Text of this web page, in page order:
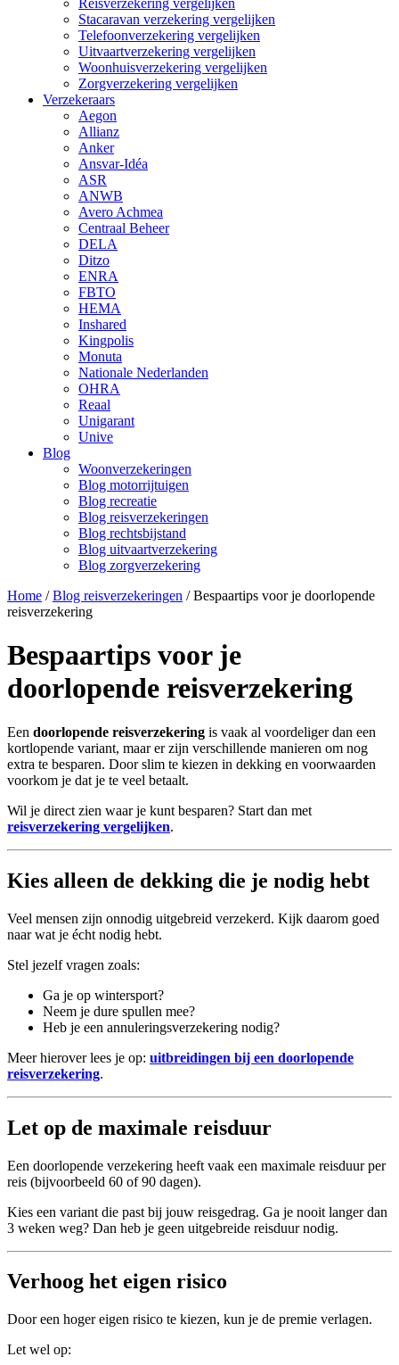
Reisverzekering vergelijken
Stacaravan verzekering vergelijken
Telefoonverzekering vergelijken
Uitvaartverzekering vergelijken
Woonhuisverzekering vergelijken
Zorgverzekering vergelijken
Verzekeraars
Aegon
Allianz
Anker
Ansvar-Idéa
ASR
ANWB
Avero Achmea
Centraal Beheer
DELA
Ditzo
ENRA
FBTO
HEMA
Inshared
Kingpolis
Monuta
Nationale Nederlanden
OHRA
Reaal
Unigarant
Unive
Blog
Woonverzekeringen
Blog motorrijtuigen
Blog recreatie
Blog reisverzekeringen
Blog rechtsbijstand
Blog uitvaartverzekering
Blog zorgverzekering
Home /Blog reisverzekeringen /Bespaartips voor je doorlopende
reisverzekering
Bespaartips voor je
doorlopende reisverzekering
Een doorlopende reisverzekering is vaak al voordeliger dan een
kortlopende variant, maar er zijn verschillende manieren om nog
extra te besparen. Door slim te kiezen in dekking en voorwaarden
voorkom je dat je te veel betaalt.
Wil je direct zien waar je kunt besparen? Start dan met
reisverzekering vergelijken.
Kies alleen de dekking die je nodig hebt
Veel mensen zijn onnodig uitgebreid verzekerd. Kijk daarom goed
naar wat je écht nodig hebt.
Stel jezelf vragen zoals:
Ga je op wintersport?
Neem je dure spullen mee?
Heb je een annuleringsverzekering nodig?
Meer hierover lees je op: uitbreidingen bij een doorlopende
reisverzekering.
Let op de maximale reisduur
Een doorlopende verzekering heeft vaak een maximale reisduur per
reis (bijvoorbeeld 60 of 90 dagen).
Kies een variant die past bij jouw reisgedrag. Ga je nooit langer dan
3 weken weg? Dan heb je geen uitgebreide reisduur nodig.
Verhoog het eigen risico
Door een hoger eigen risico te kiezen, kun je de premie verlagen.
Let wel op: